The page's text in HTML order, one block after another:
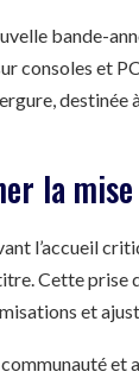
bande-
consoles et
destinée
la
l’accueil
Cette prise
et
et